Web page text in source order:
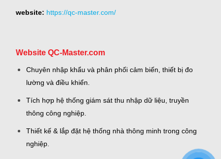
website: https://qc-master.com/
Website QC-Master.com
Chuyên nhập khẩu và phân phối cảm biến, thiết bị đo
lường và điều khiển.
Tích hợp hệ thống giám sát thu nhập dữ liệu, truyền
thông công nghiệp.
Thiết kế & lắp đặt hệ thống nhà thông minh trong công
nghiệp.